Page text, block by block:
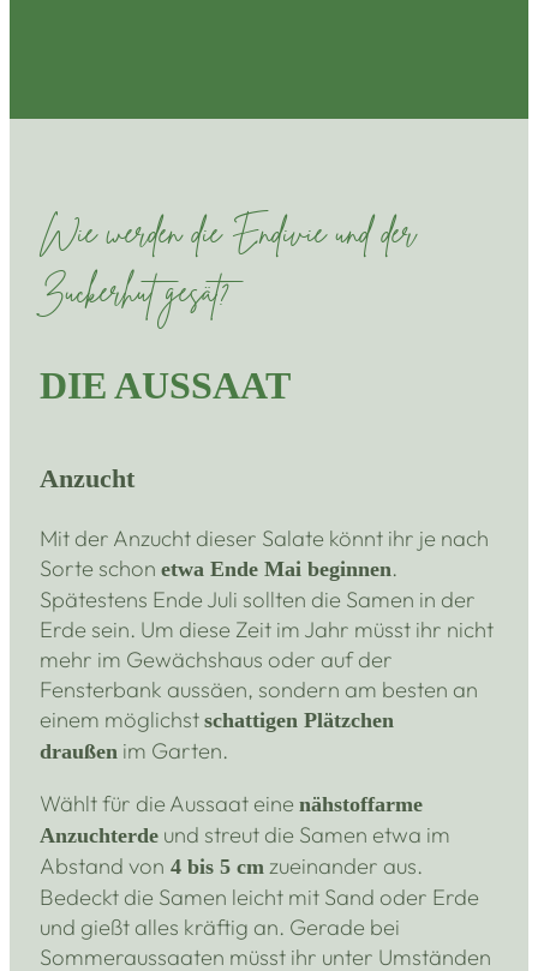
Wie werden die Endivie und der
Zuckerhut gesät?
DIE AUSSAAT
Anzucht
Mit der Anzucht dieser Salate könnt ihr je nach
Sorte schon etwa Ende Mai beginnen.
Spätestens Ende Juli sollten die Samen in der
Erde sein. Um diese Zeit im Jahr müsst ihr nicht
mehr im Gewächshaus oder auf der
Fensterbank aussäen, sondern am besten an
einem möglichst schattigen Plätzchen
draußen im Garten.
Wählt für die Aussaat eine nähstoffarme
Anzuchterde und streut die Samen etwa im
Abstand von 4 bis 5 cm zueinander aus.
Bedeckt die Samen leicht mit Sand oder Erde
und gießt alles kräftig an. Gerade bei
Sommeraussaaten müsst ihr unter Umständen